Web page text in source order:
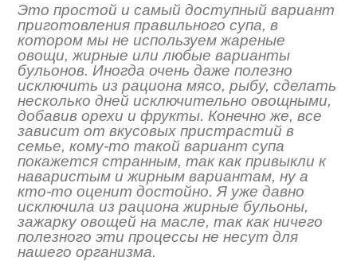
Это простой и самый доступный вариант
приготовления правильного супа, в
котором мы не используем жареные
овощи, жирные или любые варианты
бульонов. Иногда очень даже полезно
исключить из рациона мясо, рыбу, сделать
несколько дней исключительно овощными,
добавив орехи и фрукты. Конечно же, все
зависит от вкусовых пристрастий в
семье, кому-то такой вариант супа
покажется странным, так как привыкли к
наваристым и жирным вариантам, ну а
кто-то оценит достойно. Я уже давно
исключила из рациона жирные бульоны,
зажарку овощей на масле, так как ничего
полезного эти процессы не несут для
нашего организма.